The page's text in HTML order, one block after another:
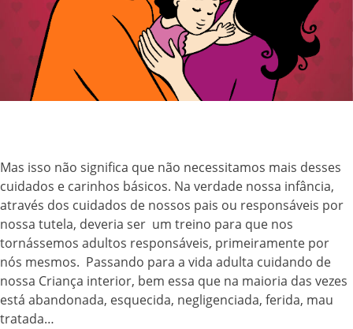
Mas isso não significa que não necessitamos mais desses
cuidados e carinhos básicos. Na verdade nossa infância,
através dos cuidados de nossos pais ou responsáveis por
nossa tutela, deveria ser um treino para que nos
tornássemos adultos responsáveis, primeiramente por
nós mesmos. Passando para a vida adulta cuidando de
nossa Criança interior, bem essa que na maioria das vezes
está abandonada, esquecida, negligenciada, ferida, mau
tratada…